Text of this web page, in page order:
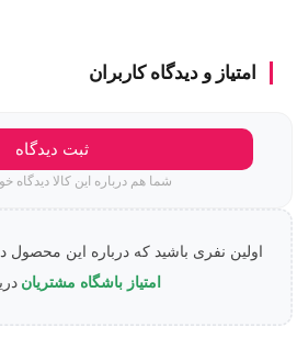
امتیاز و دیدگاه کاربران
ثبت دیدگاه
شما هم درباره این کالا دیدگاه
اولین نفری باشید که درباره این محصول
امتیاز باشگاه مشتریان